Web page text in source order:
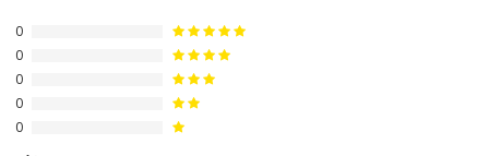
0
0
0
0
0